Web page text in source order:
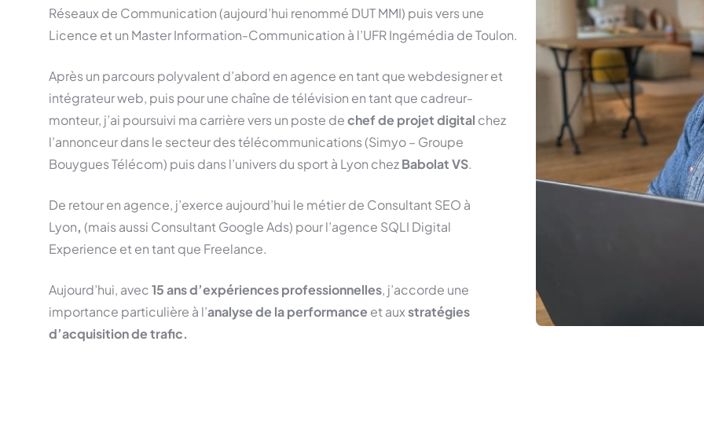
Réseaux de Communication (aujourd’hui renommé DUT MMI) puis vers une
Licence et un Master Information-Communication à l’UFR Ingémédia de Toulon.
Après un parcours polyvalent d’abord en agence en tant que webdesigner et
intégrateur web, puis pour une chaîne de télévision en tant que cadreur-
monteur, j’ai poursuivi ma carrière vers un poste dechef de projet digital chez
l’annonceur dans le secteur des télécommunications (Simyo – Groupe
Bouygues Télécom) puis dans l’univers du sport à Lyon chezBabolat VS.
De retour en agence, j’exerce aujourd’hui le métier de Consultant SEO à
Lyon, (mais aussi Consultant Google Ads) pour l’agence SQLI Digital
Experience et en tant que Freelance.
Aujourd’hui, avec15 ans d’expériences professionnelles, j’accorde une
importance particulière à l’analyse de la performance et auxstratégies
d’acquisition de trafic.